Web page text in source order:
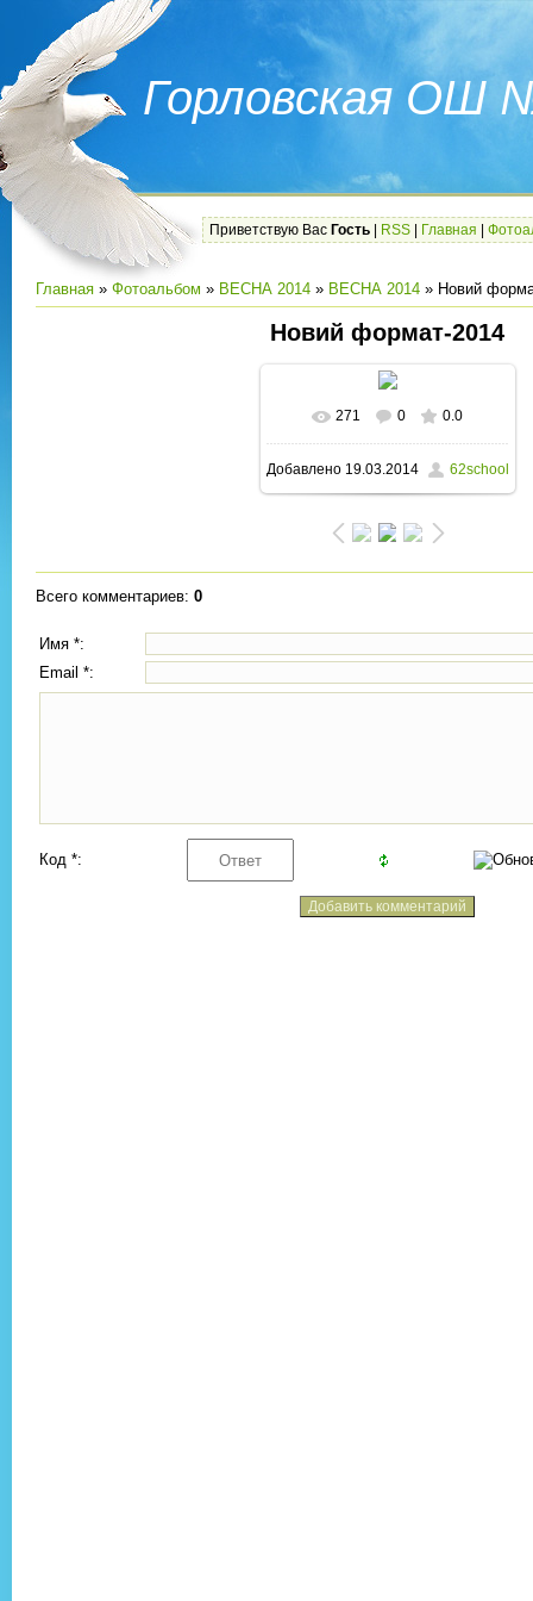
Горловская ОШ
Приветствую Вас Гость RSS Главная
Главная » Фотоальбом » ВЕСНА 2014 » ВЕСНА 2014 » Новий
Новий формат-2014
В реальном размере
1600x1200/ 162.7Kb
271 0 0.0
Добавлено19.03.2014 62school
Всего комментариев: 0
Имя *:
Email *:
Код *: